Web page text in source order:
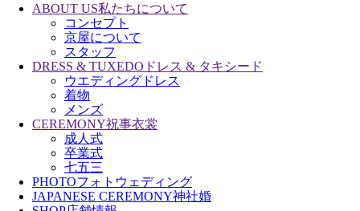
ABOUT US私たちについて
コンセプト
京屋について
スタッフ
DRESS & TUXEDO ドレス & タキシード
ウエディングドレス
着物
メンズ
CEREMONY祝事衣裳
成人式
卒業式
七五三
PHOTOフォトウェディング
JAPANESE CEREMONY神社婚